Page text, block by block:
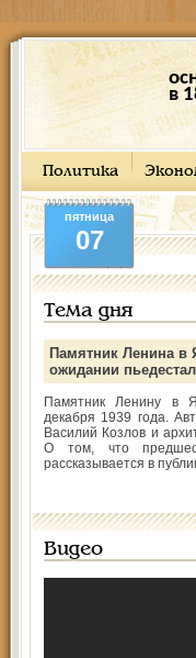
в
Политика
пятница
07
Тема дня
Памятник Ленина в
ожидании
Памятник Ленину в
декабря 1939 года.
Василий Козлов и
О том, что
рассказывается в
Видео